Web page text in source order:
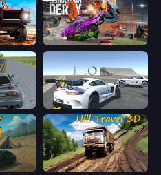
Offroad Masters Challenge Demolition Derby 3
Hill Travel 3D